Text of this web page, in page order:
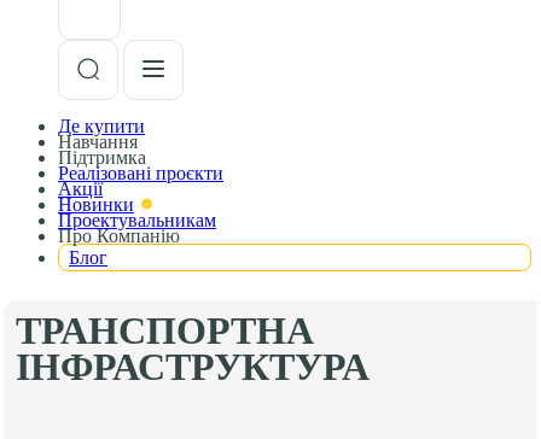
Де купити
Навчання
Підтримка
Реалізовані проєкти
Акції
Новинки
Проектувальникам
Про Компанію
Блог
ТРАНСПОРТНА
ІНФРАСТРУКТУРА